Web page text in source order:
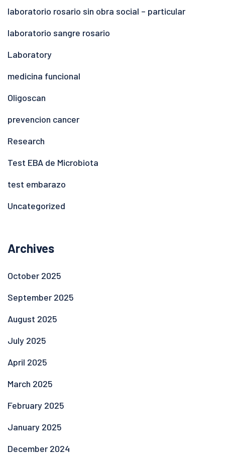
laboratorio rosario sin obra social – particular
laboratorio sangre rosario
Laboratory
medicina funcional
Oligoscan
prevencion cancer
Research
Test EBA de Microbiota
test embarazo
Uncategorized
Archives
October 2025
September 2025
August 2025
July 2025
April 2025
March 2025
February 2025
January 2025
December 2024